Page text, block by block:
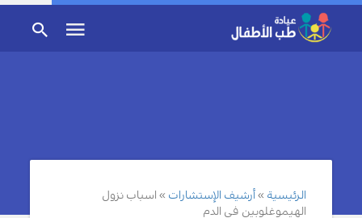
الرئيسية أرشيف الإستشارات
اسباب نزول
الهيموغلوبين في الدم